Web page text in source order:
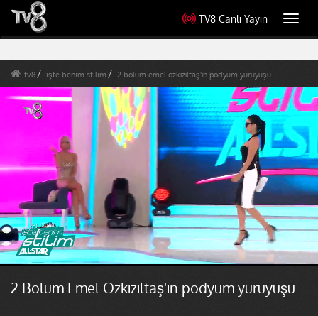
TV8 Canlı Yayın
tv8 işte benim stilim 2.bölüm emel özkızıltaş'ın podyum yürüyüşü
2.Bölüm Emel Özkızıltaş'ın podyum yürüyüşü